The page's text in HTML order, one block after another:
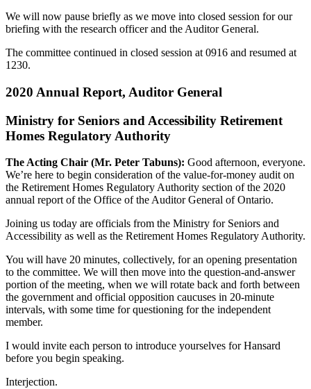
We will now pause briefly as we move into closed session for our
briefing with the research officer and the Auditor General.
The committee continued in closed session at 0916 and resumed at
1230.
2020 Annual Report, Auditor General
Ministry for Seniors and Accessibility Retirement
Homes Regulatory Authority
The Acting Chair (Mr. Peter Tabuns): Good afternoon, everyone.
We’re here to begin consideration of the value-for-money audit on
the Retirement Homes Regulatory Authority section of the 2020
annual report of the Office of the Auditor General of Ontario.
Joining us today are officials from the Ministry for Seniors and
Accessibility as well as the Retirement Homes Regulatory Authority.
You will have 20 minutes, collectively, for an opening presentation
to the committee. We will then move into the question-and-answer
portion of the meeting, when we will rotate back and forth between
the government and official opposition caucuses in 20-minute
intervals, with some time for questioning for the independent
member.
I would invite each person to introduce yourselves for Hansard
before you begin speaking.
Interjection.